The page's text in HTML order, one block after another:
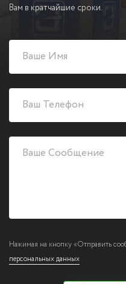
Вам в кратчайшие сроки.
Нажимая на кнопку «Отправить
персональных данных